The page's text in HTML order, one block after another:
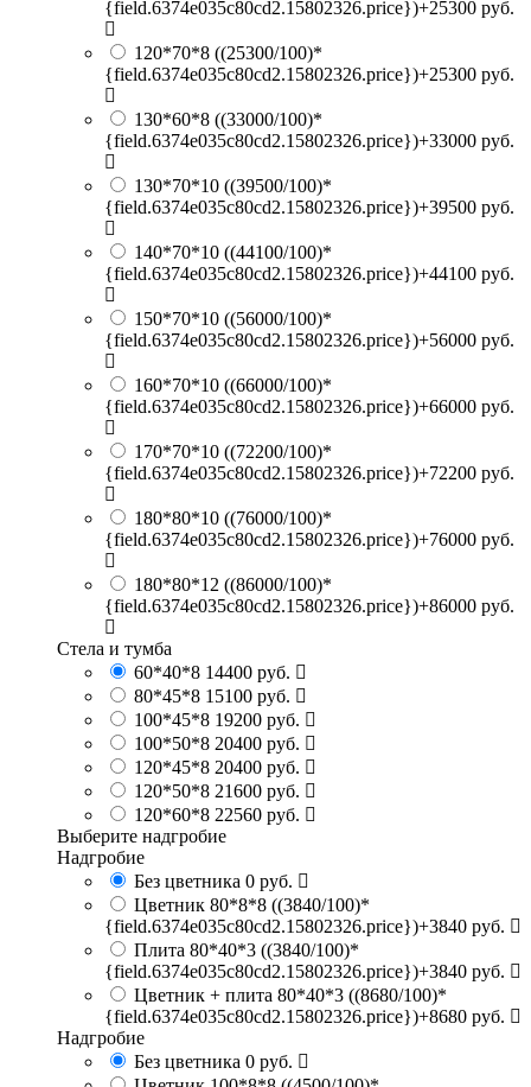
{field.6374e035c80cd2.15802326.price})+25300 руб.
120*70*8 ((25300/100)*
{field.6374e035c80cd2.15802326.price})+25300 руб.
130*60*8 ((33000/100)*
{field.6374e035c80cd2.15802326.price})+33000 руб.
130*70*10 ((39500/100)*
{field.6374e035c80cd2.15802326.price})+39500 руб.
140*70*10 ((44100/100)*
{field.6374e035c80cd2.15802326.price})+44100 руб.
150*70*10 ((56000/100)*
{field.6374e035c80cd2.15802326.price})+56000 руб.
160*70*10 ((66000/100)*
{field.6374e035c80cd2.15802326.price})+66000 руб.
170*70*10 ((72200/100)*
{field.6374e035c80cd2.15802326.price})+72200 руб.
180*80*10 ((76000/100)*
{field.6374e035c80cd2.15802326.price})+76000 руб.
180*80*12 ((86000/100)*
{field.6374e035c80cd2.15802326.price})+86000 руб.
Стела и тумба
60*40*8 14400 руб.
80*45*8 15100 руб.
100*45*8 19200 руб.
100*50*8 20400 руб.
120*45*8 20400 руб.
120*50*8 21600 руб.
120*60*8 22560 руб.
Выберите надгробие
Надгробие
Без цветника 0 руб.
Цветник 80*8*8 ((3840/100)*
{field.6374e035c80cd2.15802326.price})+3840 руб.
Плита 80*40*3 ((3840/100)*
{field.6374e035c80cd2.15802326.price})+3840 руб.
Цветник + плита 80*40*3 ((8680/100)*
{field.6374e035c80cd2.15802326.price})+8680 руб.
Надгробие
Без цветника 0 руб.